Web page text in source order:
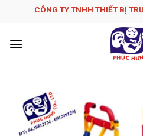
CÔNG TY TNHH THIẾT BỊ